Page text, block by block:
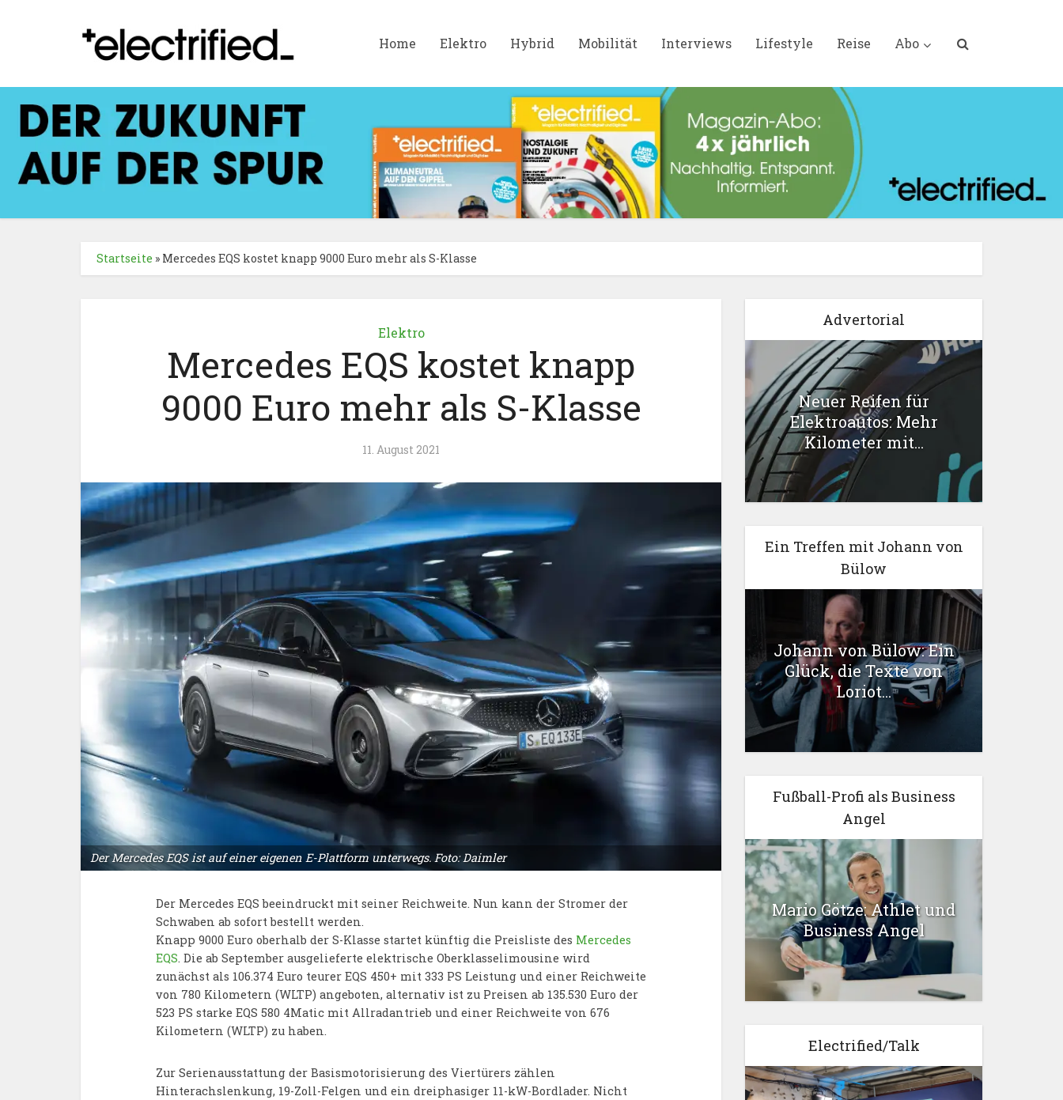
Home Elektro Hybrid Mobilität Interviews Lifestyle Reise Abo
Startseite » Mercedes EQS kostet knapp 9000 Euro mehr als S-Klasse
Elektro
Mercedes EQS kostet knapp
9000 Euro mehr als S-Klasse
11. August 2021
Der Mercedes EQS ist auf einer eigenen E-Plattform unterwegs. Foto: Daimler
Der Mercedes EQS beeindruckt mit seiner Reichweite. Nun kann der Stromer der
Schwaben ab sofort bestellt werden.
Knapp 9000 Euro oberhalb der S-Klasse startet künftig die Preisliste des Mercedes
EQS. Die ab September ausgelieferte elektrische Oberklasselimousine wird
zunächst als 106.374 Euro teurer EQS 450+ mit 333 PS Leistung und einer Reichweite
von 780 Kilometern (WLTP) angeboten, alternativ ist zu Preisen ab 135.530 Euro der
523 PS starke EQS 580 4Matic mit Allradantrieb und einer Reichweite von 676
Kilometern (WLTP) zu haben.
Zur Serienausstattung der Basismotorisierung des Viertürers zählen
Hinterachslenkung, 19-Zoll-Felgen und ein dreiphasiger 11-kW-Bordlader. Nicht
Advertorial
Neuer Reifen für
Elektroautos: Mehr
Kilometer mit...
Ein Treffen mit Johann von
Bülow
Johann von Bülow: Ein
Glück, die Texte von
Loriot...
Fußball-Profi als Business
Angel
Mario Götze: Athlet und
Business Angel
Electrified/Talk